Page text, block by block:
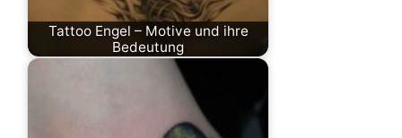
Tattoo Engel – Motive und ihre
Bedeutung